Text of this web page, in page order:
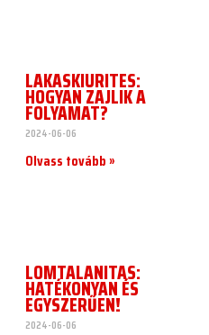
LAKÁSKIÜRÍTÉS:
HOGYAN ZAJLIK A
FOLYAMAT?
2024-06-06
Olvass tovább »
LOMTALANÍTÁS:
HATÉKONYAN ÉS
EGYSZERŰEN!
2024-06-06